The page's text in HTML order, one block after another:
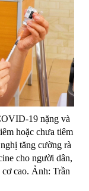
19 nặng và
hoặc chưa tiêm
tăng cường rà
cho người dân,
cao. Ảnh: Trần